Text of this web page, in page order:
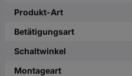
Produkt-Art
Betätigungsart
Schaltwinkel
Montageart